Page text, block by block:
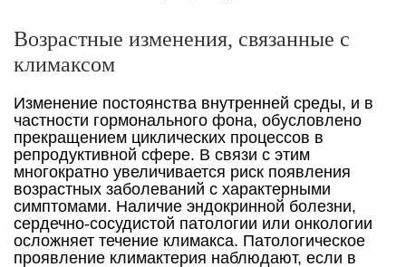
Возрастные изменения, связанные с
климаксом
Изменение постоянства внутренней среды, и в
частности гормонального фона, обусловлено
прекращением циклических процессов в
репродуктивной сфере. В связи с этим
многократно увеличивается риск появления
возрастных заболеваний с характерными
симптомами. Наличие эндокринной болезни,
сердечно-сосудистой патологии или онкологии
осложняет течение климакса. Патологическое
проявление климактерия наблюдают, если в